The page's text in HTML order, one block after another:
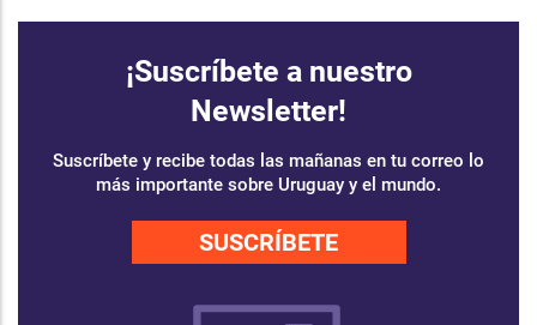
¡Suscríbete a nuestro
Newsletter!
Suscríbete y recibe todas las mañanas en tu correo lo
más importante sobre Uruguay y el mundo.
SUSCRÍBETE